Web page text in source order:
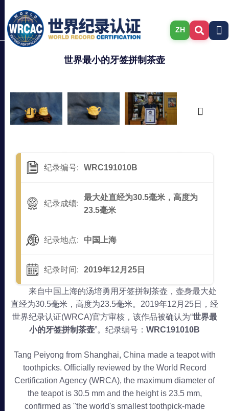
ZH
世界最小的牙签拼制茶壶
纪录编号: WRC191010B
纪录成绩:
最大处直经为30.5毫米，高度为
23.5毫米
纪录地点: 中国上海
纪录时间: 2019年12月25日
来自中国上海的汤培勇用牙签拼制茶壶，壶身最大处
直经为30.5毫米，高度为23.5毫米。2019年12月25日，经
世界纪录认证(WRCA)官方审核，该作品被确认为“世界最
小的牙签拼制茶壶”。纪录编号： WRC191010B
Tang Peiyong from Shanghai, China made a teapot with
toothpicks. Officially reviewed by the World Record
Certification Agency (WRCA), the maximum diameter of
the teapot is 30.5 mm and the height is 23.5 mm,
confirmed as "the world's smallest toothpick-made